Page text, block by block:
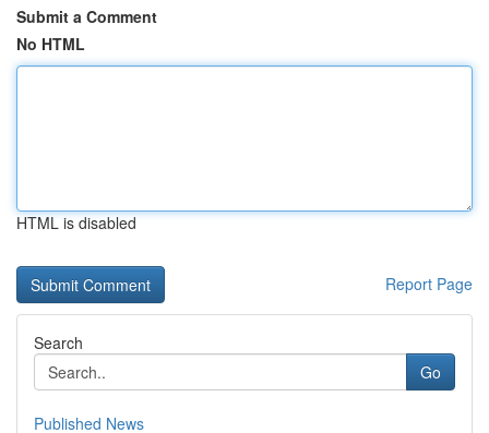
Submit a Comment
No HTML
HTML is disabled
Report Page
Search
Go
Published News